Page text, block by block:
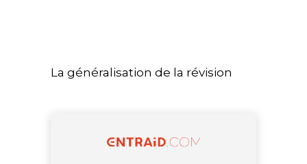
La généralisation de la révision